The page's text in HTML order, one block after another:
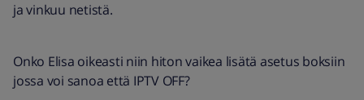
ja vinkuu netistä.
Onko Elisa oikeasti niin hiton vaikea lisätä asetus boksiin
jossa voi sanoa että IPTV OFF?